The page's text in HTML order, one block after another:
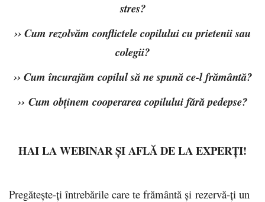
stres?
›› Cum rezolvăm conflictele copilului cu prietenii sau
colegii?
›› Cum încurajăm copilul să ne spună ce-l frământă?
›› Cum obținem cooperarea copilului fără pedepse?
HAI LA WEBINAR ȘI AFLĂ DE LA EXPERȚI!
Pregătește-ți întrebările care te frământă şi rezervă-ți un